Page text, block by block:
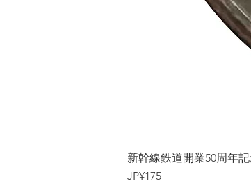
新幹線鉄道開業50周年
가격
JP¥175